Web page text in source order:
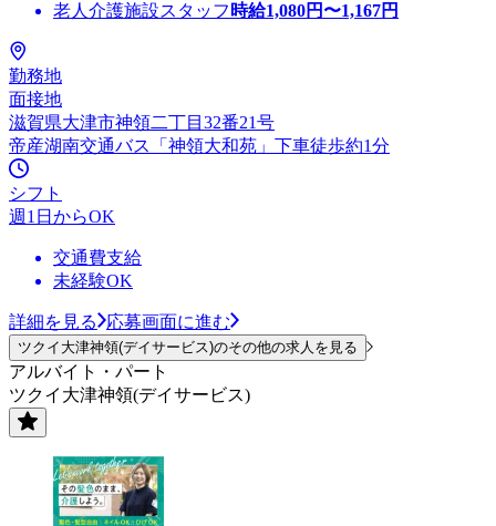
老人介護施設スタッフ 時給1,080円〜1,167円
勤務地
面接地
滋賀県大津市神領二丁目32番21号
帝産湖南交通バス「神領大和苑」下車徒歩約1分
シフト
週1日からOK
交通費支給
未経験OK
詳細を見る 応募画面に進む
ツクイ大津神領(デイサービス)のその他の求人を見る
アルバイト・パート
ツクイ大津神領(デイサービス)